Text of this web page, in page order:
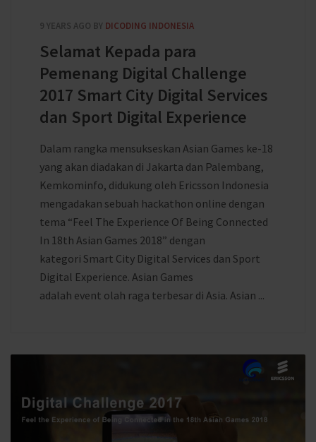
9 YEARS AGO BY DICODING INDONESIA
Selamat Kepada para
Pemenang Digital Challenge
2017 Smart City Digital Services
dan Sport Digital Experience
Dalam rangka mensukseskan Asian Games ke-18
yang akan diadakan di Jakarta dan Palembang,
Kemkominfo, didukung oleh Ericsson Indonesia
mengadakan sebuah hackathon online dengan
tema “Feel The Experience Of Being Connected
In 18th Asian Games 2018” dengan
kategori Smart City Digital Services dan Sport
Digital Experience. Asian Games
adalah event olah raga terbesar di Asia. Asian ...